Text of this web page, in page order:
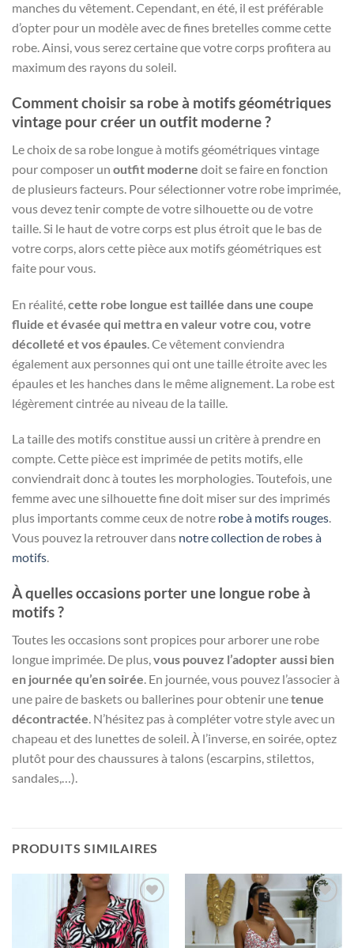
manches du vêtement. Cependant, en été, il est préférable
d’opter pour un modèle avec de fines bretelles comme cette
robe. Ainsi, vous serez certaine que votre corps profitera au
maximum des rayons du soleil.
Comment choisir sa robe à motifs géométriques
vintage pour créer un outfit moderne ?
Le choix de sa robe longue à motifs géométriques vintage
pour composer un outfit moderne doit se faire en fonction
de plusieurs facteurs. Pour sélectionner votre robe imprimée,
vous devez tenir compte de votre silhouette ou de votre
taille. Si le haut de votre corps est plus étroit que le bas de
votre corps, alors cette pièce aux motifs géométriques est
faite pour vous.
En réalité, cette robe longue est taillée dans une coupe
fluide et évasée qui mettra en valeur votre cou, votre
décolleté et vos épaules . Ce vêtement conviendra
également aux personnes qui ont une taille étroite avec les
épaules et les hanches dans le même alignement. La robe est
légèrement cintrée au niveau de la taille.
La taille des motifs constitue aussi un critère à prendre en
compte. Cette pièce est imprimée de petits motifs, elle
conviendrait donc à toutes les morphologies. Toutefois, une
femme avec une silhouette fine doit miser sur des imprimés
plus importants comme ceux de notre robe à motifs rouges.
Vous pouvez la retrouver dans notre collection de robes à
motifs.
À quelles occasions porter une longue robe à
motifs ?
Toutes les occasions sont propices pour arborer une robe
longue imprimée. De plus,vous pouvez l’adopter aussi bien
en journée qu’en soirée. En journée, vous pouvez l’associer à
une paire de baskets ou ballerines pour obtenir unetenue
décontractée. N’hésitez pas à compléter votre style avec un
chapeau et des lunettes de soleil. À l’inverse, en soirée, optez
plutôt pour des chaussures à talons (escarpins, stilettos,
sandales,…).
PRODUITS SIMILAIRES